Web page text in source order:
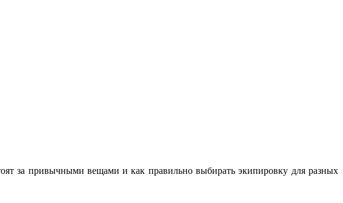
за привычными вещами и как правильно выбирать экипировку для разных